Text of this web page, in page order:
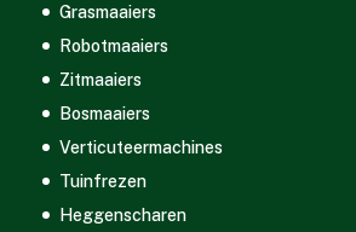
Grasmaaiers
Robotmaaiers
Zitmaaiers
Bosmaaiers
Verticuteermachines
Tuinfrezen
Heggenscharen